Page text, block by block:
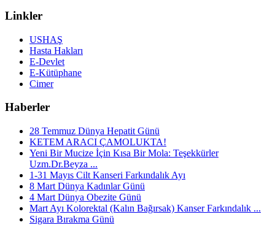
Linkler
USHAŞ
Hasta Hakları
E-Devlet
E-Kütüphane
Cimer
Haberler
28 Temmuz Dünya Hepatit Günü
KETEM ARACI ÇAMOLUKTA!
Yeni Bir Mucize İçin Kısa Bir Mola: Teşekkürler
Uzm.Dr.Beyza ...
1-31 Mayıs Cilt Kanseri Farkındalık Ayı
8 Mart Dünya Kadınlar Günü
4 Mart Dünya Obezite Günü
Mart Ayı Kolorektal (Kalın Bağırsak) Kanser Farkındalık ...
Sigara Bırakma Günü